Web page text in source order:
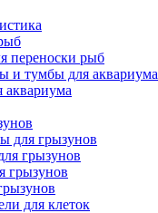
переноски рыб
и тумбы для аквариума
для грызунов
грызунов
грызунов
для клеток